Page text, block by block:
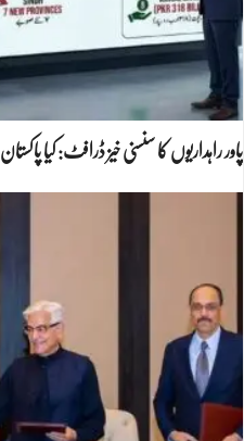
پاور راہداریوں کا سنسنی خیز ڈرافٹ: کیا پاکستان 4 صوبوں سے 33 اکائیوں میں…